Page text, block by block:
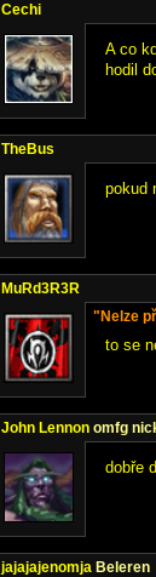
Cechi
A co
hodil
TheBus
pokud
MuRd3R3R
"Nelze
to se
John Lennon omfg
dobře
jajajajenomja Beleren